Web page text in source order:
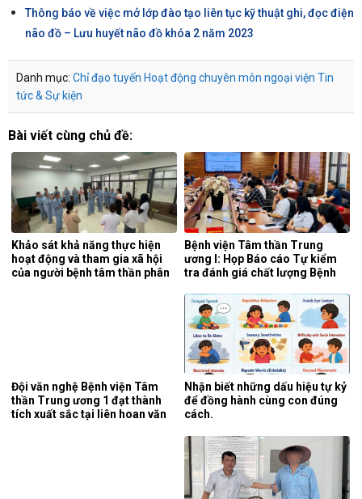
Thông báo về việc mở lớp đào tạo liên tục kỹ thuật ghi, đọc điện
não đồ – Lưu huyết não đồ khóa 2 năm 2023
Danh mục: Chỉ đạo tuyến Hoạt động chuyên môn ngoại viện Tin
tức & Sự kiện
Bài viết cùng chủ đề:
Khảo sát khả năng thực hiện
hoạt động và tham gia xã hội
của người bệnh tâm thần phân
Bệnh viện Tâm thần Trung
ương I: Họp Báo cáo Tự kiểm
tra đánh giá chất lượng Bệnh
Đội văn nghệ Bệnh viện Tâm
thần Trung ương 1 đạt thành
tích xuất sắc tại liên hoan văn
Nhận biết những dấu hiệu tự kỷ
để đồng hành cùng con đúng
cách.